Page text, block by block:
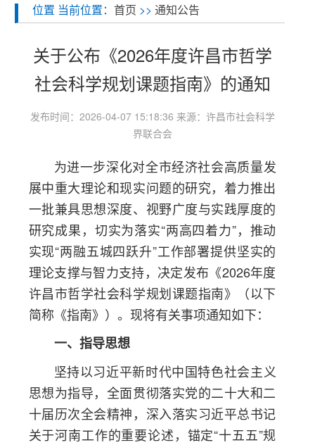
位置 当前位置： 首页 >> 通知公告
关于公布《2026年度许昌市哲学
社会科学规划课题指南》的通知
发布时间：2026-04-07 15:18:36 来源：许昌市社会科学
界联合会
为进一步深化对全市经济社会高质量发
展中重大理论和现实问题的研究，着力推出
一批兼具思想深度、视野广度与实践厚度的
研究成果，切实为落实“两高四着力”，推动
实现“两融五城四跃升”工作部署提供坚实的
理论支撑与智力支持，决定发布《2026年度
许昌市哲学社会科学规划课题指南》（以下
简称《指南》）。现将有关事项通知如下：
一、指导思想
坚持以习近平新时代中国特色社会主义
思想为指导，全面贯彻落实党的二十大和二
十届历次全会精神，深入落实习近平总书记
关于河南工作的重要论述，锚定“十五五”规